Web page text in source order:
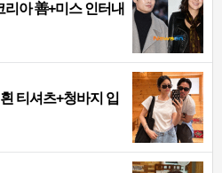
리아 善+미스 인터내
티셔츠+청바지 입